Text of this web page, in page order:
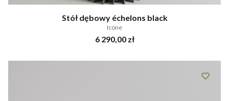
Stół dębowy échelons black
Icone
Cena
6 290,00 zł